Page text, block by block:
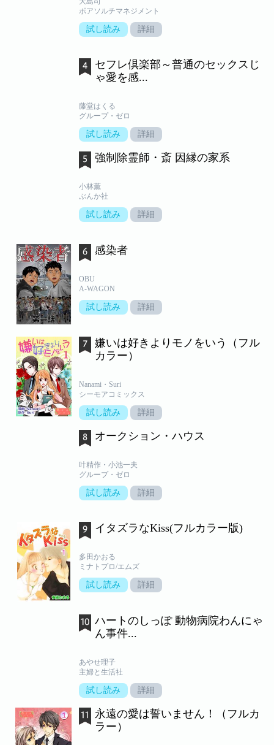
ボアソルチマネジメント
試し読み 詳細
セフレ倶楽部～普通のセックスじ
ゃ愛を感...
藤堂はくる
グループ・ゼロ
試し読み 詳細
強制除霊師・斎 因縁の家系
小林薫
ぶんか社
試し読み 詳細
感染者
OBU
A-WAGON
試し読み 詳細
嫌いは好きよりモノをいう（フル
カラー）
Nanami・Suri
シーモアコミックス
試し読み 詳細
オークション・ハウス
叶精作・小池一夫
グループ・ゼロ
試し読み 詳細
イタズラなKiss(フルカラー版)
多田かおる
ミナトプロ/エムズ
試し読み 詳細
ハートのしっぽ 動物病院わんにゃ
ん事件...
あやせ理子
主婦と生活社
試し読み 詳細
永遠の愛は誓いません！（フルカ
ラー）